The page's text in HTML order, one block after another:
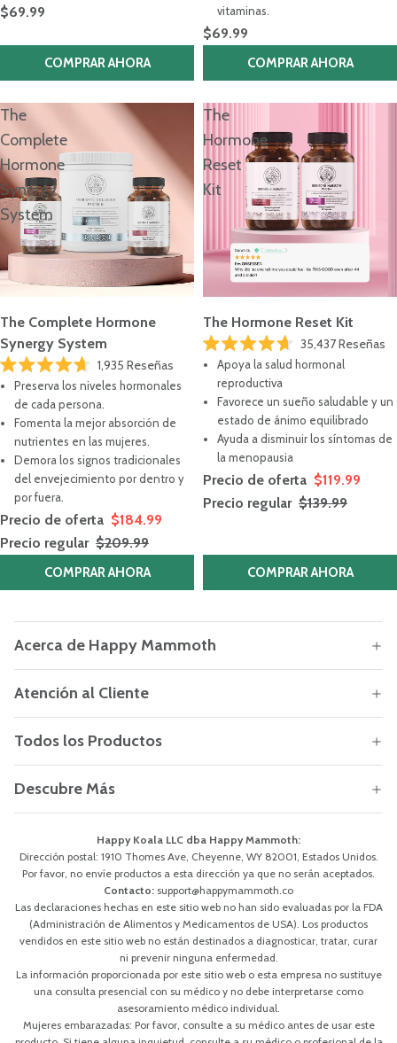
$69.99
COMPRAR AHORA
vitaminas.
$69.99
COMPRAR AHORA
The
Complete
Hormone
Synergy
System
The Complete Hormone
Synergy System
Calificado
4.7
estrellas
1,935 Reseñas
Preserva los niveles hormonales
de cada persona.
Fomenta la mejor absorción de
nutrientes en las mujeres.
Demora los signos tradicionales
del envejecimiento por dentro y
por fuera.
Precio de oferta $184.99
Precio regular $209.99
COMPRAR AHORA
The
Hormone
Reset
Kit
The Hormone Reset Kit
Calificado
4.7
estrellas
35,437Reseñas
Apoya la salud hormonal
reproductiva
Favorece un sueño saludable y un
estado de ánimo equilibrado
Ayuda a disminuir los síntomas de
la menopausia
Precio de oferta $119.99
Precio regular $139.99
COMPRAR AHORA
Acerca de Happy Mammoth
Atención al Cliente
Todos los Productos
Descubre Más
Happy Koala LLC dba Happy Mammoth:
Dirección postal: 1910 Thomes Ave, Cheyenne, WY 82001, Estados Unidos.
Por favor, no envíe productos a esta dirección ya que no serán aceptados.
Contacto: support@happymammoth.co
Las declaraciones hechas en este sitio web no han sido evaluadas por la FDA
(Administración de Alimentos y Medicamentos de USA). Los productos
vendidos en este sitio web no están destinados a diagnosticar, tratar, curar
ni prevenir ninguna enfermedad.
La información proporcionada por este sitio web o esta empresa no sustituye
una consulta presencial con su médico y no debe interpretarse como
asesoramiento médico individual.
Mujeres embarazadas: Por favor, consulte a su médico antes de usar este